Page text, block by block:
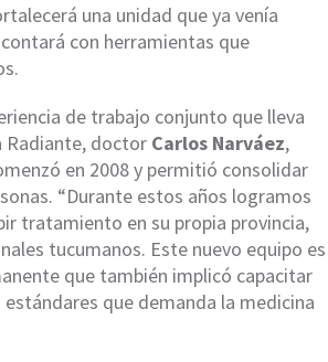
una unidad que ya venía
con herramientas que
de trabajo conjunto que lleva
Radiante, doctor Carlos Narváez,
en 2008 y permitió consolidar
“Durante estos años logramos
tratamiento en su propia provincia,
tucumanos. Este nuevo equipo es
que también implicó capacitar
que demanda la medicina